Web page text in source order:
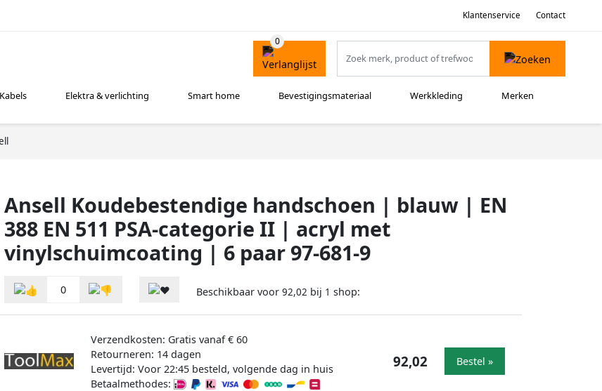
Klantenservice Contact
Kabels Elektra & verlichting Smart home Bevestigingsmateriaal Werkkleding Merken
Ansell Koudebestendige handschoen | blauw | EN
388 EN 511 PSA-categorie II | acryl met
vinylschuimcoating | 6 paar 97-681-9
0 Beschikbaar voor 92,02 bij 1 shop:
Verzendkosten: Gratis vanaf € 60
Retourneren: 14 dagen
Levertijd: Voor 22:45 besteld, volgende dag in huis
Betaalmethodes:
92,02 Bestel »